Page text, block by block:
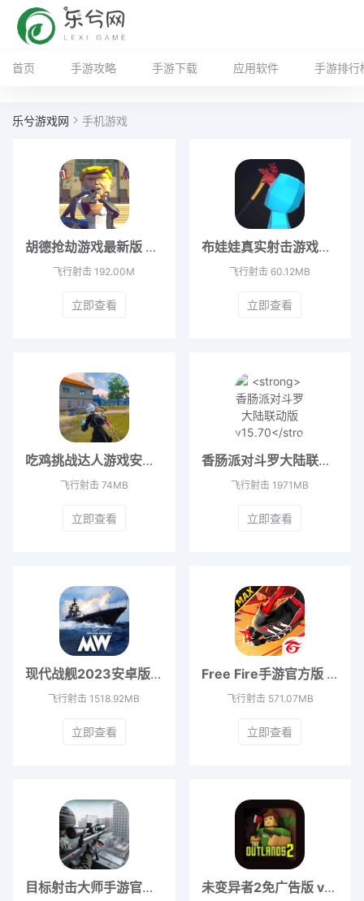
首页 手游攻略 手游下载 应用软件 手游排行
乐兮游戏网 手机游戏
胡德抢劫游戏最新版 v1.2.9
飞行射击 192.00M
立即查看
布娃娃真实射击游戏最新版 V2.4.2
飞行射击 60.12MB
立即查看
吃鸡挑战达人游戏安卓版 v1.0
飞行射击 74MB
立即查看
香肠派对斗罗大陆联动版 v15.70
飞行射击 1971MB
立即查看
现代战舰2023安卓版 V0.71.1.12051480
飞行射击 1518.92MB
立即查看
Free Fire手游官方版 V2.103.1
飞行射击 571.07MB
立即查看
目标射击大师手游官方版 v3.3.29 未变异者2免广告版 v1.2.68